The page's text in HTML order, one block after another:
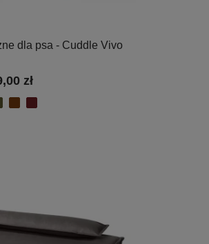
dla psa - Cuddle Vivo
zł